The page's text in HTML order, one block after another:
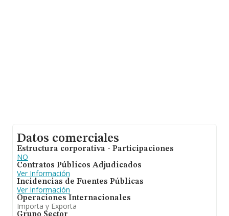
Datos comerciales
Estructura corporativa - Participaciones
NO
Contratos Públicos Adjudicados
Ver Información
Incidencias de Fuentes Públicas
Ver Información
Operaciones Internacionales
Importa y Exporta